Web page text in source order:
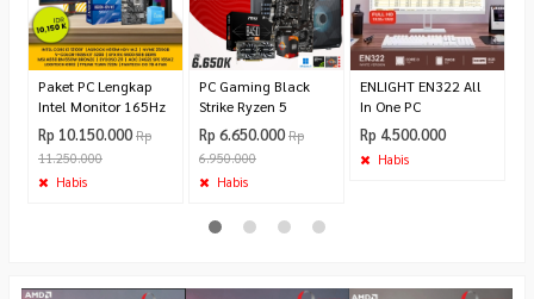
Paket PC Lengkap
Intel Monitor 165Hz
Rp 10.150.000 Rp
11.250.000
Habis
PC Gaming Black
Strike Ryzen 5
Rp 6.650.000 Rp
6.950.000
Habis
ENLIGHT EN322 All
In One PC
Rp 4.500.000
Habis